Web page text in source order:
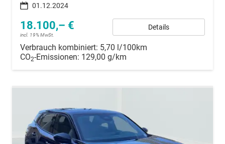
01.12.2024
18.100,– €
incl. 19% MwSt.
Details
Verbrauch kombiniert: 5,70 l/100km
CO2-Emissionen: 129,00 g/km